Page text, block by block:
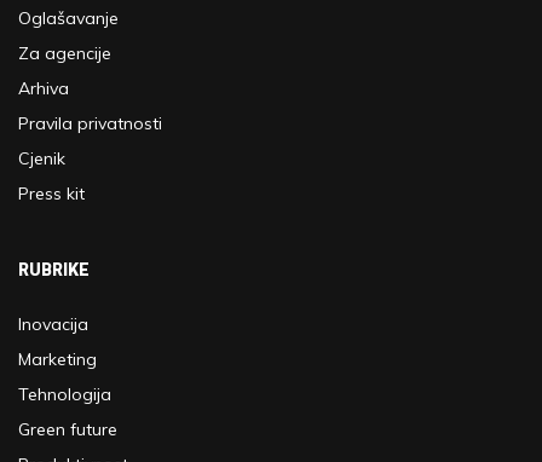
Oglašavanje
Za agencije
Arhiva
Pravila privatnosti
Cjenik
Press kit
RUBRIKE
Inovacija
Marketing
Tehnologija
Green future